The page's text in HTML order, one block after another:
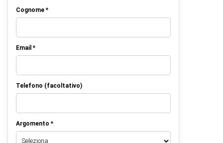
Cognome *
Email *
Telefono (facoltativo)
Argomento *